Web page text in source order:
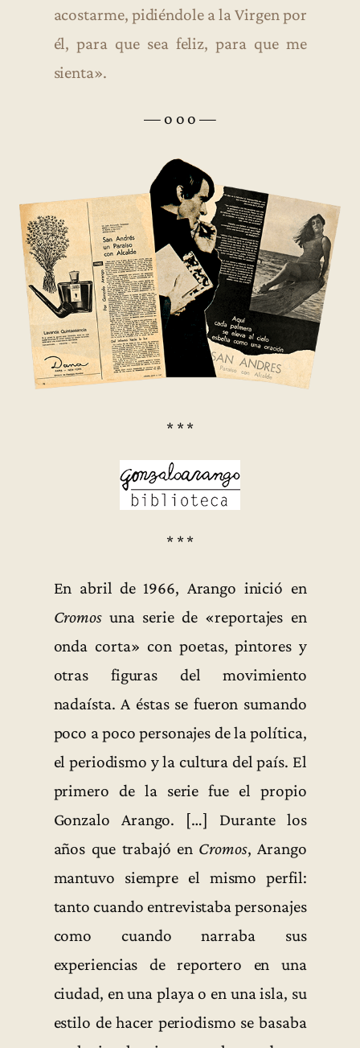
acostarme, pidiéndole a la Virgen por
él, para que sea feliz, para que me
sienta».
— o o o —
* * *
* * *
En abril de 1966, Arango inició en
Cromosuna serie de «reportajes en
onda corta» con poetas, pintores y
otras figuras del movimiento
nadaísta. A éstas se fueron sumando
poco a poco personajes de la política,
el periodismo y la cultura del país. El
primero de la serie fue el propio
Gonzalo Arango. […] Durante los
años que trabajó en Cromos, Arango
mantuvo siempre el mismo perfil:
tanto cuando entrevistaba personajes
como cuando narraba sus
experiencias de reportero en una
ciudad, en una playa o en una isla, su
estilo de hacer periodismo se basaba